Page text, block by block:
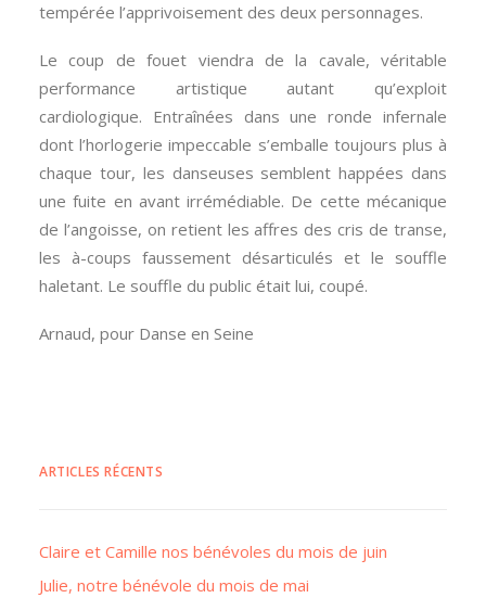
tempérée l’apprivoisement des deux personnages.
Le coup de fouet viendra de la cavale, véritable
performance artistique autant qu’exploit
cardiologique. Entraînées dans une ronde infernale
dont l’horlogerie impeccable s’emballe toujours plus à
chaque tour, les danseuses semblent happées dans
une fuite en avant irrémédiable. De cette mécanique
de l’angoisse, on retient les affres des cris de transe,
les à-coups faussement désarticulés et le souffle
haletant. Le souffle du public était lui, coupé.
Arnaud, pour Danse en Seine
ARTICLES RÉCENTS
Claire et Camille nos bénévoles du mois de juin
Julie, notre bénévole du mois de mai